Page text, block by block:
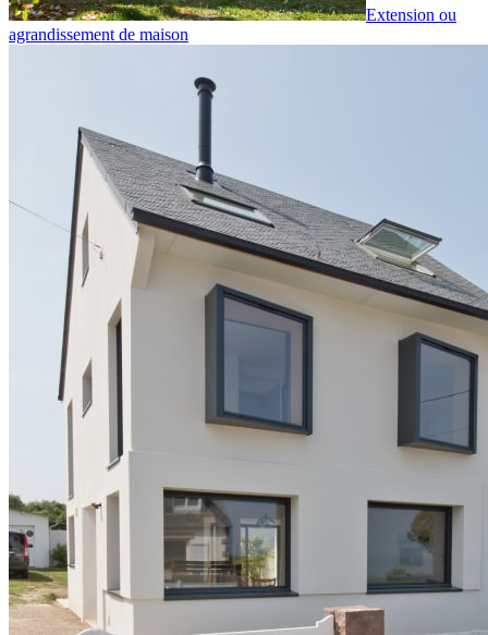
Extension ou
agrandissement de maison